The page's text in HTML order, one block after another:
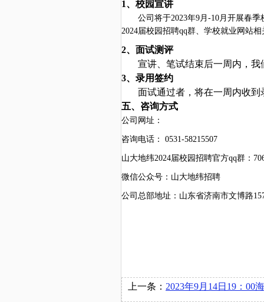
1、校园宣讲
公司将于2023年9月 -10月开展春季
2024届校园招聘qq群、学校就业网站
2、面试测评
宣讲、笔试结束后一周内，
3、录用签约
面试通过者，将在一周内收到
五、咨询方式
公司网址：
咨询电话： 0531-58215507
山大地纬2024届校园招聘官方qq群：
微信公众号：山大地纬招聘
公司总部地址：山东省济南市文博路
上一条： 2023年9月14日19：00海信集团控股股份有限公司在图书馆报